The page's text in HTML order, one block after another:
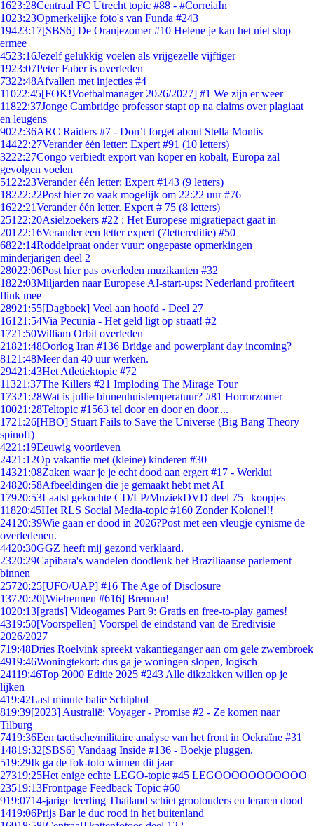
1623:28Centraal FC Utrecht topic #88 - #CorreiaIn
1023:23Opmerkelijke foto's van Funda #243
19423:17[SBS6] De Oranjezomer #10 Helene je kan het niet stop
ermee
4523:16Jezelf gelukkig voelen als vrijgezelle vijftiger
1923:07Peter Faber is overleden
7322:48Afvallen met injecties #4
11022:45[FOK!Voetbalmanager 2026/2027] #1 We zijn er weer
11822:37Jonge Cambridge professor stapt op na claims over plagiaat
en leugens
9022:36ARC Raiders #7 - Don’t forget about Stella Montis
14422:27Verander één letter: Expert #91 (10 letters)
3222:27Congo verbiedt export van koper en kobalt, Europa zal
gevolgen voelen
51 22:23Verander één letter: Expert #143 (9 letters)
18222:22Post hier zo vaak mogelijk om 22:22 uur #76
1622:21Verander één letter. Expert # 75 (8 letters)
251 22:20Asielzoekers #22 : Het Europese migratiepact gaat in
201 22:16Verander een letter expert (7lettereditie) #50
6822:14Roddelpraat onder vuur: ongepaste opmerkingen
minderjarigen deel 2
28022:06Post hier pas overleden muzikanten #32
1822:03Miljarden naar Europese AI-start-ups: Nederland profiteert
flink mee
28921:55[Dagboek] Veel aan hoofd - Deel 27
161 21:54Via Pecunia - Het geld ligt op straat! #2
1721:50William Orbit overleden
21821:48Oorlog Iran #136 Bridge and powerplant day incoming?
81 21:48Meer dan 40 uur werken.
29421:43Het Atletiektopic #72
11321:37The Killers #21 Imploding The Mirage Tour
17321:28Wat is jullie binnenhuistemperatuur? #81 Horrorzomer
10021:28Teltopic #1563 tel door en door en door....
1721:26[HBO] Stuart Fails to Save the Universe (Big Bang Theory
spinoff)
4221:19Eeuwig voortleven
2421:12Op vakantie met (kleine) kinderen #30
14321:08Zaken waar je je echt dood aan ergert #17 - Werklui
24820:58Afbeeldingen die je gemaakt hebt met AI
17920:53Laatst gekochte CD/LP/MuziekDVD deel 75 | koopjes
11820:45Het RLS Social Media-topic #160 Zonder Kolonel!!
241 20:39Wie gaan er dood in 2026?Post met een vleugje cynisme de
overledenen.
4420:30GGZ heeft mij gezond verklaard.
2320:29Capibara's wandelen doodleuk het Braziliaanse parlement
binnen
25720:25[UFO/UAP] #16 The Age of Disclosure
13720:20[Wielrennen #616] Brennan!
1020:13[gratis] Videogames Part 9: Gratis en free-to-play games!
4319:50[Voorspellen] Voorspel de eindstand van de Eredivisie
2026/2027
719:48Dries Roelvink spreekt vakantieganger aan om gele zwembroek
4919:46Woningtekort: dus ga je woningen slopen, logisch
24119:46Top 2000 Editie 2025 #243 Alle dikzakken willen op je
lijken
419:42Last minute balie Schiphol
819:39[2023] Australië: Voyager - Promise #2 - Ze komen naar
Tilburg
7419:36Een tactische/militaire analyse van het front in Oekraïne #31
14819:32[SBS6] Vandaag Inside #136 - Boekje pluggen.
519:29Ik ga de fok-toto winnen dit jaar
27319:25Het enige echte LEGO-topic #45 LEGOOOOOOOOOOO
23519:13Frontpage Feedback Topic #60
919:0714-jarige leerling Thailand schiet grootouders en leraren dood
1419:06Prijs Bar le duc rood in het buitenland